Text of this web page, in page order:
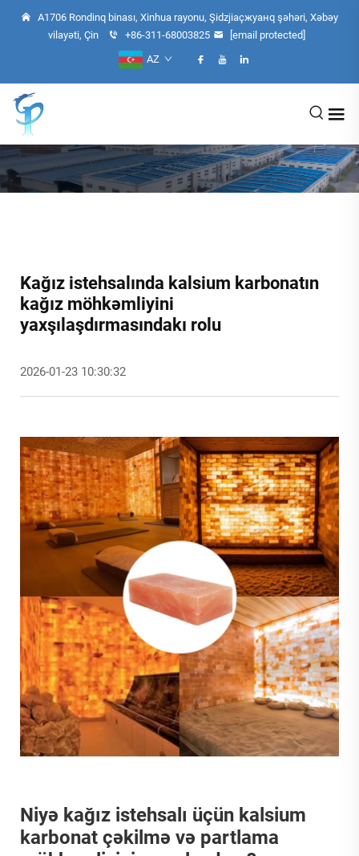
A1706 Rondinq binası, Xinhua rayonu, Şidzjiaçжуанq şəhəri, Xəbəy
vilayəti, Çin
+86-311-68003825
[email protected]
AZ
Kağız istehsalında kalsium karbonatın
kağız möhkəmliyini
yaxşılaşdırmasındakı rolu
2026-01-23 10:30:32
Niyə kağız istehsalı üçün kalsium
karbonat çəkilmə və partlama